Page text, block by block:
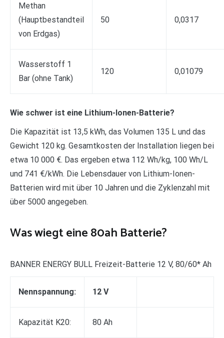
Methan
(Hauptbestandteil
von Erdgas)
50 0,0317
Wasserstoff 1
Bar (ohne Tank)
120 0,01079
Wie schwer ist eine Lithium-Ionen-Batterie?
Die Kapazität ist 13,5 kWh, das Volumen 135 L und das
Gewicht 120 kg. Gesamtkosten der Installation liegen bei
etwa 10 000 €. Das ergeben etwa 112 Wh/kg, 100 Wh/L
und 741 €/kWh. Die Lebensdauer von Lithium-Ionen-
Batterien wird mit über 10 Jahren und die Zyklenzahl mit
über 5000 angegeben.
Was wiegt eine 80ah Batterie?
BANNER ENERGY BULL Freizeit-Batterie 12 V, 80/60* Ah
Nennspannung: 12 V
Kapazität K20: 80 Ah